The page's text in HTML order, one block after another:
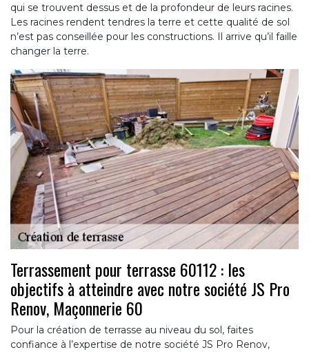
qui se trouvent dessus et de la profondeur de leurs racines.
Les racines rendent tendres la terre et cette qualité de sol
n’est pas conseillée pour les constructions. Il arrive qu’il faille
changer la terre.
Terrassement pour terrasse 60112 : les
objectifs à atteindre avec notre société JS Pro
Renov, Maçonnerie 60
Pour la création de terrasse au niveau du sol, faites
confiance à l’expertise de notre société JS Pro Renov,